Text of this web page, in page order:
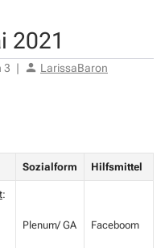
2021
3 | LarissaBaron
Sozialform Hilfsmittel
:
Plenum/ GA Faceboom